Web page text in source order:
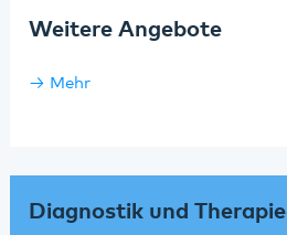
Weitere Angebote
Mehr
Diagnostik und Therapie